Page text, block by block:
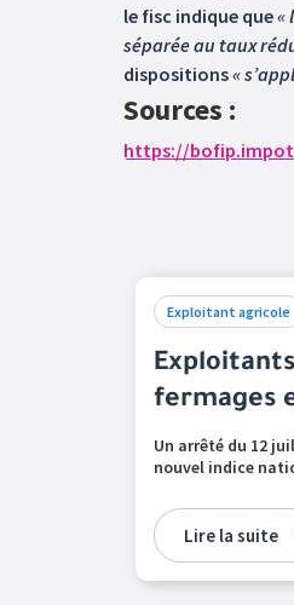
le fisc indique que«
séparée au taux
dispositions«
Sources :
https://
Exploitant agricole
fermages
Un arrêté du 12
nouvel indice
Lire la suite